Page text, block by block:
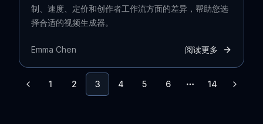
制、速度、定价和创作者工作流方面的差异，帮助您选
择合适的视频生成器。
Emma Chen 阅读更多
1 2 3 4 5 6
More pages
14